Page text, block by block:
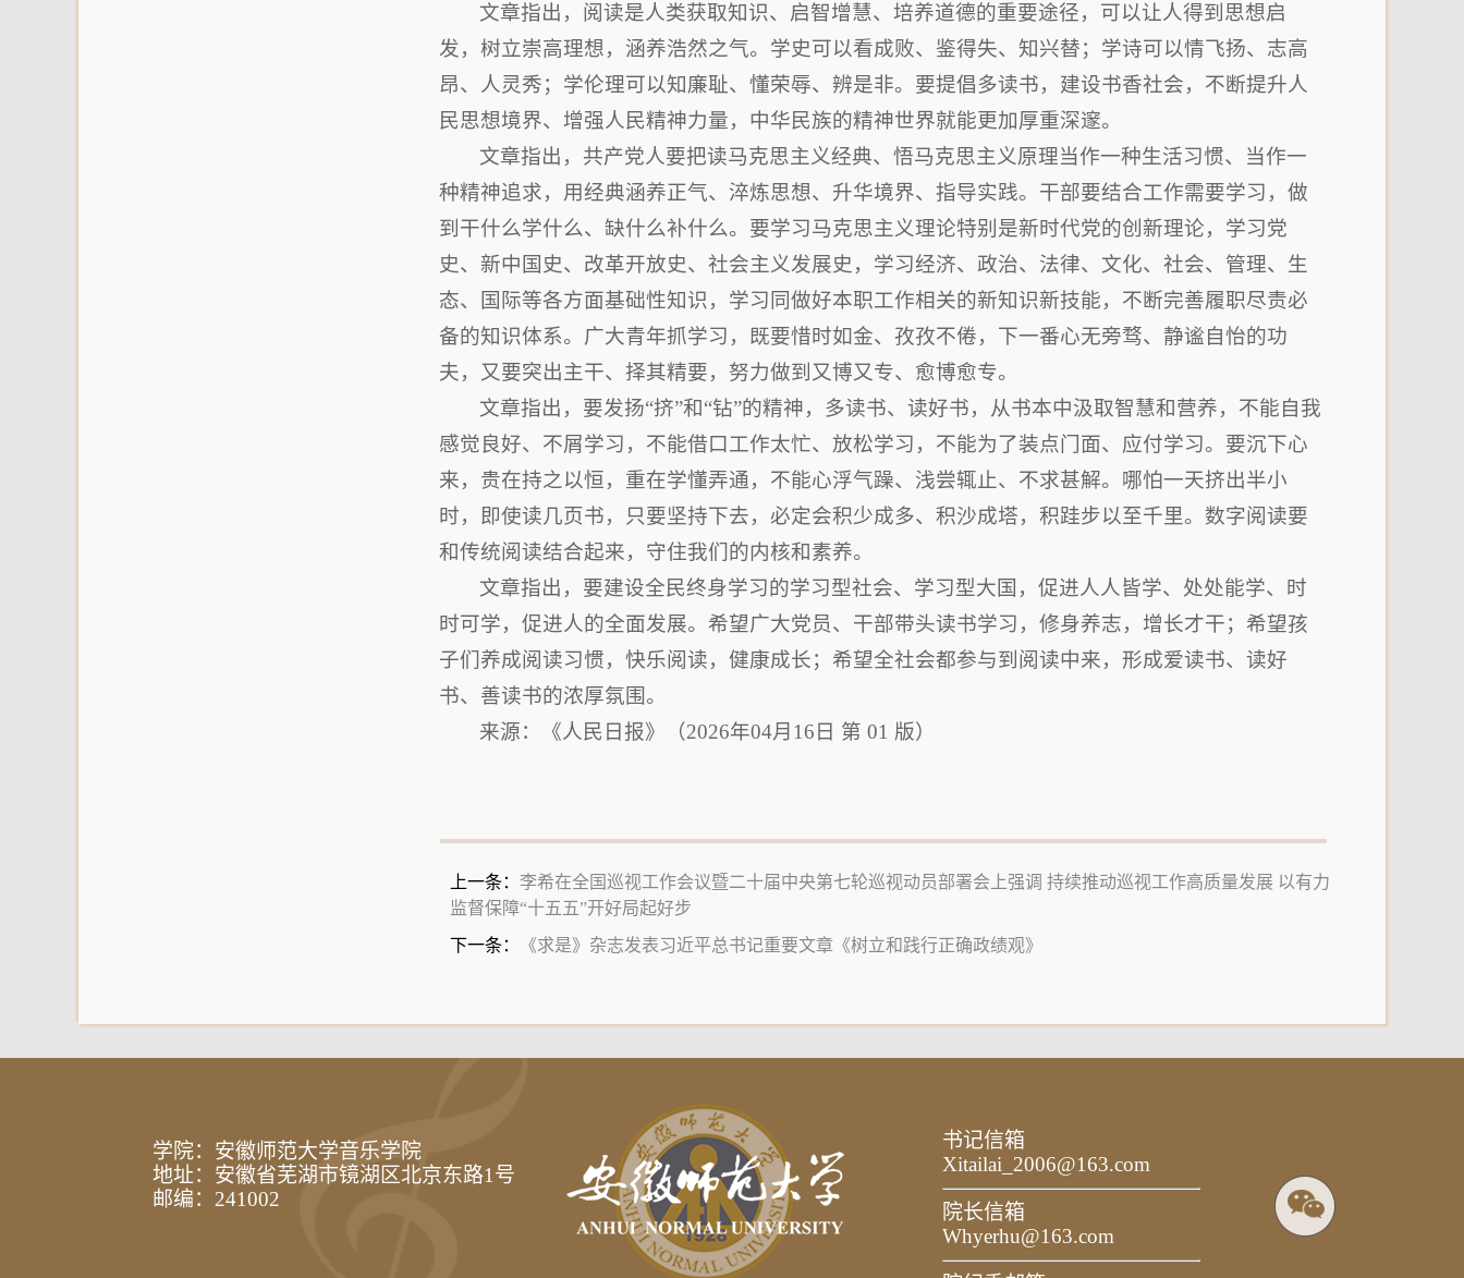
文章指出，阅读是人类获取知识、启智增慧、培养道德的重要途径，可以让人得到思想启
发，树立崇高理想，涵养浩然之气。学史可以看成败、鉴得失、知兴替；学诗可以情飞扬、志高
昂、人灵秀；学伦理可以知廉耻、懂荣辱、辨是非。要提倡多读书，建设书香社会，不断提升人
民思想境界、增强人民精神力量，中华民族的精神世界就能更加厚重深邃。
文章指出，共产党人要把读马克思主义经典、悟马克思主义原理当作一种生活习惯、当作一
种精神追求，用经典涵养正气、淬炼思想、升华境界、指导实践。干部要结合工作需要学习，做
到干什么学什么、缺什么补什么。要学习马克思主义理论特别是新时代党的创新理论，学习党
史、新中国史、改革开放史、社会主义发展史，学习经济、政治、法律、文化、社会、管理、生
态、国际等各方面基础性知识，学习同做好本职工作相关的新知识新技能，不断完善履职尽责必
备的知识体系。广大青年抓学习，既要惜时如金、孜孜不倦，下一番心无旁骛、静谧自怡的功
夫，又要突出主干、择其精要，努力做到又博又专、愈博愈专。
文章指出，要发扬“挤”和“钻”的精神，多读书、读好书，从书本中汲取智慧和营养，不能自我
感觉良好、不屑学习，不能借口工作太忙、放松学习，不能为了装点门面、应付学习。要沉下心
来，贵在持之以恒，重在学懂弄通，不能心浮气躁、浅尝辄止、不求甚解。哪怕一天挤出半小
时，即使读几页书，只要坚持下去，必定会积少成多、积沙成塔，积跬步以至千里。数字阅读要
和传统阅读结合起来，守住我们的内核和素养。
文章指出，要建设全民终身学习的学习型社会、学习型大国，促进人人皆学、处处能学、时
时可学，促进人的全面发展。希望广大党员、干部带头读书学习，修身养志，增长才干；希望孩
子们养成阅读习惯，快乐阅读，健康成长；希望全社会都参与到阅读中来，形成爱读书、读好
书、善读书的浓厚氛围。
来源：《人民日报》（2026年04月16日 第 01 版）
上一条： 李希在全国巡视工作会议暨二十届中央第七轮巡视动员部署会上强调 持续推动巡视工作高质量发展 以有力
监督保障“十五五”开好局起好步
下一条：
《求是》杂志发表习近平总书记重要文章《树立和践行正确政绩观》
学院：安徽师范大学音乐学院
地址：安徽省芜湖市镜湖区北京东路1号
邮编：241002
书记信箱
Xitailai_2006@163.com
院长信箱
Whyerhu@163.com